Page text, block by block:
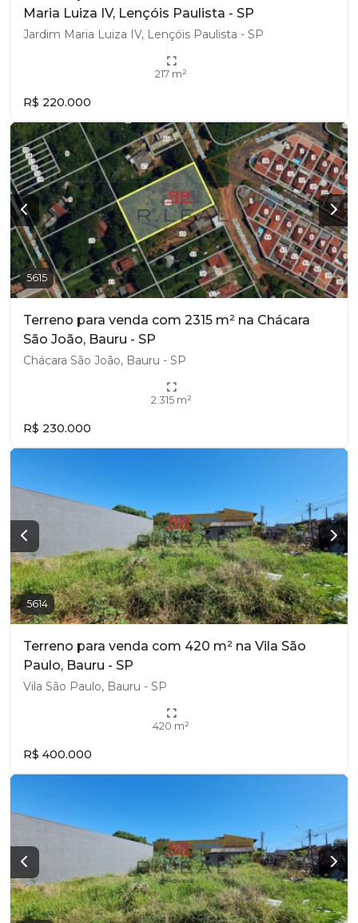
Maria Luiza IV, Lençóis Paulista - SP
Jardim Maria Luiza IV, Lençóis Paulista - SP
217 m²
R$ 220.000
5615
Terreno para venda com 2315 m² na Chácara
São João, Bauru - SP
Chácara São João, Bauru - SP
2.315 m²
R$ 230.000
5614
Terreno para venda com 420 m² na Vila São
Paulo, Bauru - SP
Vila São Paulo, Bauru - SP
420 m²
R$ 400.000